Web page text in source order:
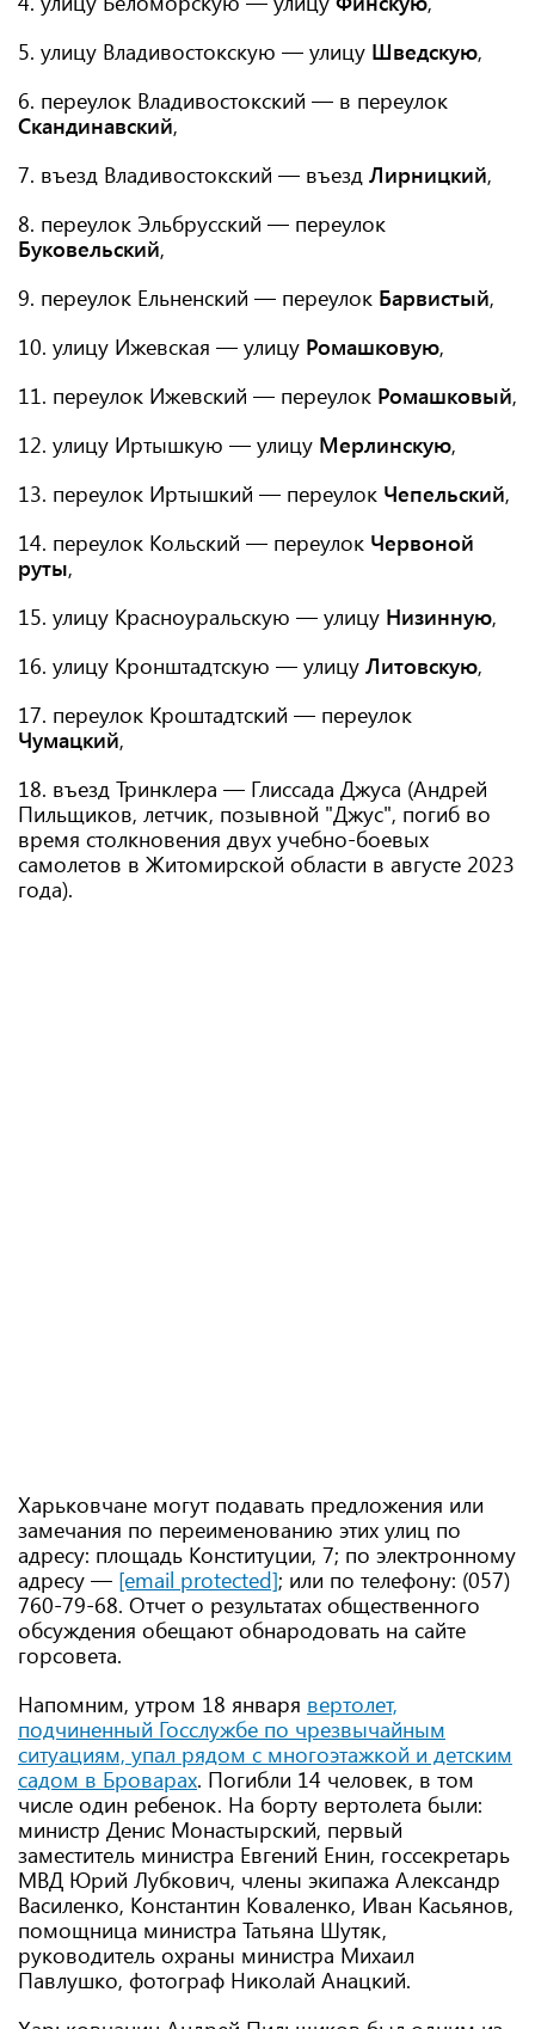
5. улицу Владивостокскую — улицу Шведскую,
6. переулок Владивостокский — в переулок
Скандинавский,
7. въезд Владивостокский — въезд Лирницкий,
8. переулок Эльбрусский — переулок
Буковельский,
9. переулок Ельненский — переулок Барвистый,
10. улицу Ижевская — улицу Ромашковую,
11. переулок Ижевский — переулок Ромашковый,
12. улицу Иртышкую — улицу Мерлинскую,
13. переулок Иртышкий — переулок Чепельский,
14. переулок Кольский — переулок Червоной
руты,
15. улицу Красноуральскую — улицу Низинную,
16. улицу Кронштадтскую — улицу Литовскую,
17. переулок Кроштадтский — переулок
Чумацкий,
18. въезд Тринклера — Глиссада Джуса (Андрей
Пильщиков, летчик, позывной "Джус", погиб во
время столкновения двух учебно-боевых
самолетов в Житомирской области в августе 2023
года).
Харьковчане могут подавать предложения или
замечания по переименованию этих улиц по
адресу: площадь Конституции, 7; по электронному
адресу — [email protected]; или по телефону: (057)
760-79-68. Отчет о результатах общественного
обсуждения обещают обнародовать на сайте
горсовета.
Напомним, утром 18 января вертолет,
подчиненный Госслужбе по чрезвычайным
ситуациям, упал рядом с многоэтажкой и детским
садом в Броварах. Погибли 14 человек, в том
числе один ребенок. На борту вертолета были:
министр Денис Монастырский, первый
заместитель министра Евгений Енин, госсекретарь
МВД Юрий Лубкович, члены экипажа Александр
Василенко, Константин Коваленко, Иван Касьянов,
помощница министра Татьяна Шутяк,
руководитель охраны министра Михаил
Павлушко, фотограф Николай Анацкий.